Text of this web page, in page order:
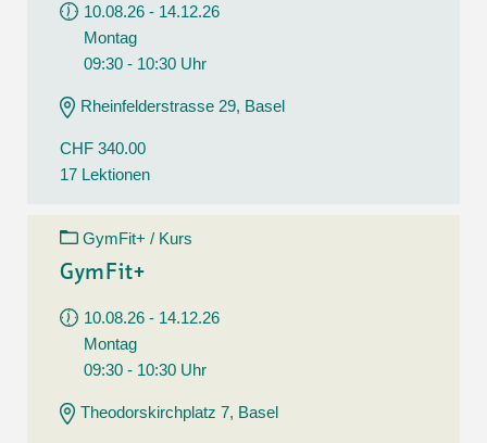
10.08.26 - 14.12.26
Montag
09:30 - 10:30 Uhr
Rheinfelderstrasse 29, Basel
CHF 340.00
17 Lektionen
GymFit+ / Kurs
GymFit+
10.08.26 - 14.12.26
Montag
09:30 - 10:30 Uhr
Theodorskirchplatz 7, Basel